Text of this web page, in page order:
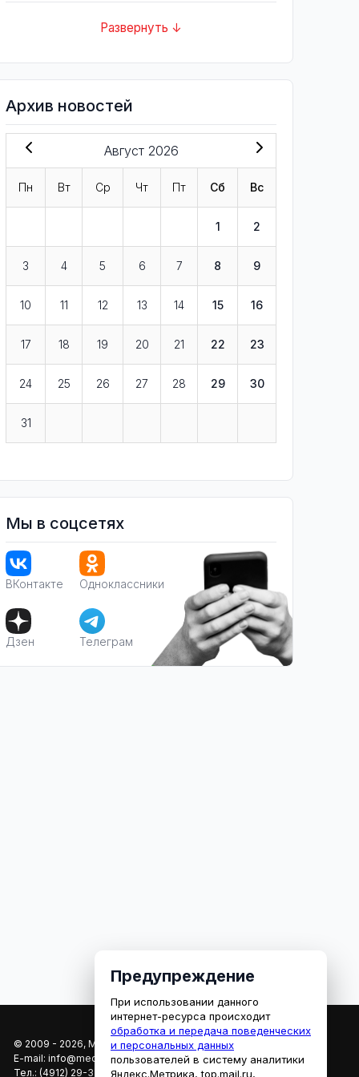
Развернуть ↓
Архив новостей
Август 2026
Пн Вт Ср Чт Пт Сб Вс
1 2
3 4 5 6 7 8 9
10 11 12 13 14 15 16
17 18 19 20 21 22 23
24 25 26 27 28 29 30
31
Мы в соцсетях
ВКонтакте Одноклассники
Дзен Телеграм
© 2009 - 2026, МЕДИАРЯЗАНЬ
E-mail: info@mediaryazan.ru,reklama@mediaryazan.ru
Тел.: (4912) 29-33-66
Предупреждение
При использовании данного
интернет-ресурса происходит
обработка и передача поведенческих
и персональных данных
пользователей в систему аналитики
Яндекс.Метрика, top.mail.ru,